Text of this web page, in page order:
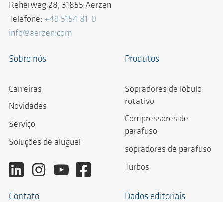
Reherweg 28, 31855 Aerzen
Telefone: +49 5154 81-0
info@aerzen.com
Sobre nós
Carreiras
Novidades
Serviço
Soluções de aluguel
Produtos
Sopradores de lóbulo
rotativo
Compressores de
parafuso
sopradores de parafuso
Turbos
Contato Dados editoriais